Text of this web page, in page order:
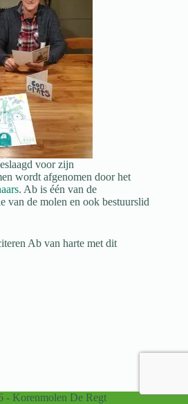
voor zijn
wordt afgenomen door het
. Ab is één van de
van de molen en ook bestuurslid
Ab van harte met dit
- Korenmolen De Regt